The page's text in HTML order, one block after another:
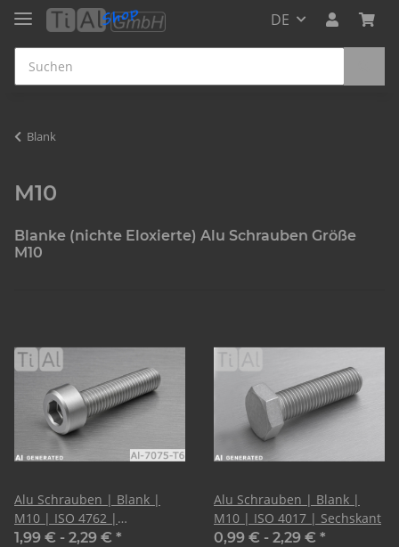
DE
Blank
M10
Blanke (nichte Eloxierte) Alu Schrauben Größe
M10
Alu Schrauben | Blank |
M10 | ISO 4762 |
Zylinderkopf
1,99 € - 2,29 € *
Alu Schrauben | Blank |
M10 | ISO 4017 | Sechskant
0,99 € - 2,29 € *